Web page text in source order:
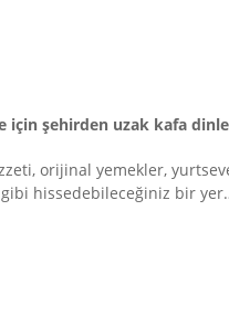
için şehirden uzak kafa
orijinal yemekler,
gibi hissedebileceğiniz bir